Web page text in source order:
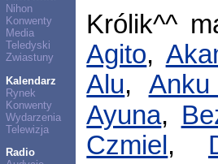
Nihon
Konwenty
Media
Teledyski
Zwiastuny
Kalendarz
Rynek
Konwenty
Wydarzenia
Telewizja
Radio
Królik^^
Agito,
Alu,
Ayuna,
Czmiel ,